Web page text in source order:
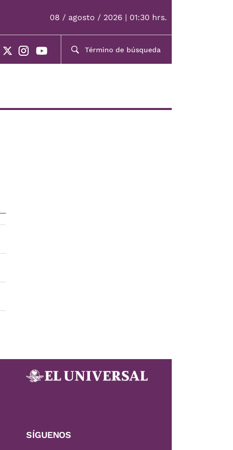
08 / agosto / 2026 | 01:30 hrs.
SÍGUENOS